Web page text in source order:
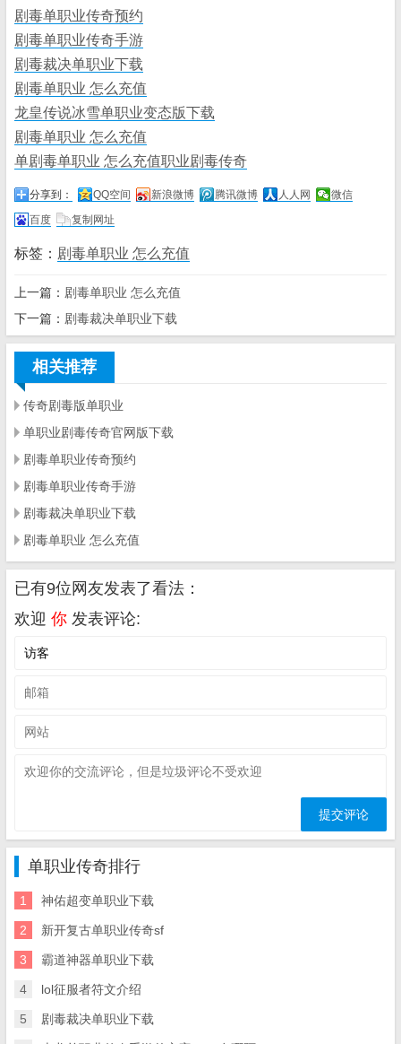
剧毒单职业传奇预约
剧毒单职业传奇手游
剧毒裁决单职业下载
剧毒单职业 怎么充值
龙皇传说冰雪单职业变态版下载
剧毒单职业 怎么充值
单剧毒单职业 怎么充值职业剧毒传奇
分享到： QQ空间 新浪微博 腾讯微博 人人网
微信
百度
复制网址
标签： 剧毒单职业 怎么充值
上一篇： 剧毒单职业 怎么充值
下一篇： 剧毒裁决单职业下载
相关推荐
传奇剧毒版单职业
单职业剧毒传奇官网版下载
剧毒单职业传奇预约
剧毒单职业传奇手游
剧毒裁决单职业下载
剧毒单职业 怎么充值
已有9位网友发表了看法：
欢迎 你 发表评论:
单职业传奇排行
1 神佑超变单职业下载
2 新开复古单职业传奇sf
3 霸道神器单职业下载
4 lol征服者符文介绍
5 剧毒裁决单职业下载